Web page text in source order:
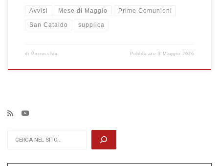
Avvisi Mese di Maggio Prime Comunioni
San Cataldo supplica
di Parrocchia Pubblicato3 Maggio 2026